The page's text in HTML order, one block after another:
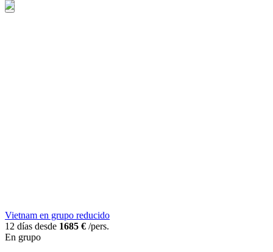
Vietnam en grupo reducido
12 días desde 1685 € /pers.
En grupo